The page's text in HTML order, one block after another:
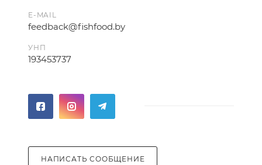
E-MAIL
feedback@fishfood.by
УНП
193453737
НАПИСАТЬ СООБЩЕНИЕ